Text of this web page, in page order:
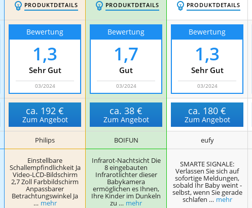
PRODUKTDETAILS PRODUKTDETAILS PRODUKTDETAILS
Bewertung
1,3
Sehr Gut
03/2024
Bewertung
1,7
Gut
03/2024
Bewertung
1,3
Sehr Gut
03/2024
ca. 192 €
Zum Angebot
ca.38 €
Zum Angebot
ca. 180 €
Zum Angebot
Philips BOIFUN eufy
Einstellbare
Schallempfindlichkeit Ja
Video-LCD-Bildschirm
2,7 Zoll Farbbildschirm
Anpassbarer
Betrachtungswinkel Ja
… mehr
Infrarot-Nachtsicht Die
8 eingebauten
Infrarotlichter dieser
Babykamera
ermöglichen es Ihnen,
Ihre Kinder im Dunkeln
zu … mehr
SMARTE SIGNALE:
Verlassen Sie sich auf
sofortige Meldungen,
sobald Ihr Baby weint -
selbst, wenn Sie gerade
schlafen … mehr